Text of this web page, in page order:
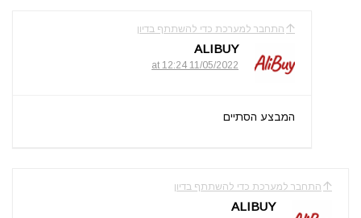
התחבר למערכת כדי להשתתף בדיון
ALIBUY
11/05/2022 at 12:24
המבצע הסתיים
התחבר למערכת כדי להשתתף בדיון
ALIBUY